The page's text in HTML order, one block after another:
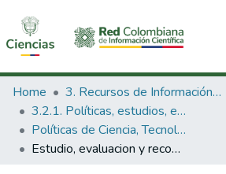
Communities & Collections
All of DSpace
Statistics
Home
3. Recursos de Información Científica y Tecnológica
3.2.1. Políticas, estudios, evaluaciones e indicadores de CTeI
Políticas de Ciencia, Tecnología e Innovación
Estudio, evaluacion y recomendacion de la secretaria general delprogramanacional de cooperacion tecnica.